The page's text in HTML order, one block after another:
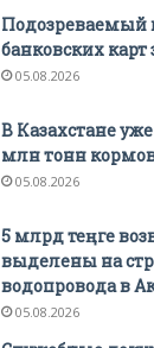
Подозреваемый
банковских
05.08.2026
В Казахстане
млн тонн
05.08.2026
5 млрд теңге
выделены на
водопровода в
05.08.2026